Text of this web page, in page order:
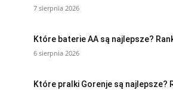
7 sierpnia 2026
Które baterie AA są najlepsze?
6 sierpnia 2026
Które pralki Gorenje są najlepsze?